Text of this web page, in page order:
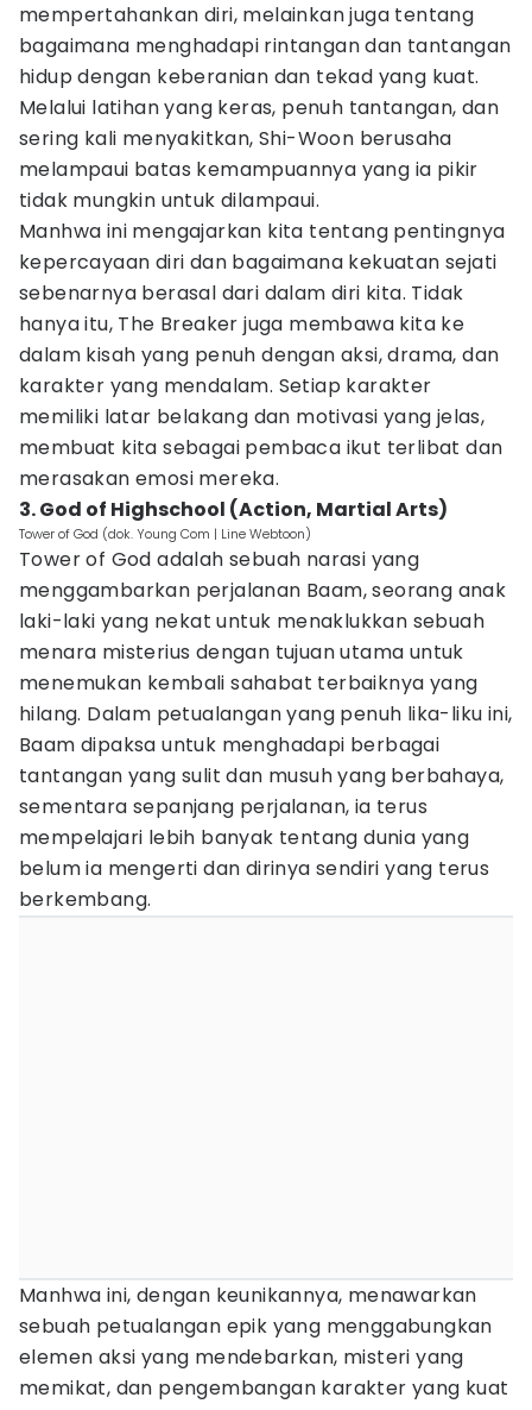
mempertahankan diri, melainkan juga tentang
bagaimana menghadapi rintangan dan tantangan
hidup dengan keberanian dan tekad yang kuat.
Melalui latihan yang keras, penuh tantangan, dan
sering kali menyakitkan, Shi-Woon berusaha
melampaui batas kemampuannya yang ia pikir
tidak mungkin untuk dilampaui.
Manhwa ini mengajarkan kita tentang pentingnya
kepercayaan diri dan bagaimana kekuatan sejati
sebenarnya berasal dari dalam diri kita. Tidak
hanya itu, The Breaker juga membawa kita ke
dalam kisah yang penuh dengan aksi, drama, dan
karakter yang mendalam. Setiap karakter
memiliki latar belakang dan motivasi yang jelas,
membuat kita sebagai pembaca ikut terlibat dan
merasakan emosi mereka.
3. God of Highschool (Action, Martial Arts)
Tower of God (dok. Young Com | Line Webtoon)
Tower of God adalah sebuah narasi yang
menggambarkan perjalanan Baam, seorang anak
laki-laki yang nekat untuk menaklukkan sebuah
menara misterius dengan tujuan utama untuk
menemukan kembali sahabat terbaiknya yang
hilang. Dalam petualangan yang penuh lika-liku ini,
Baam dipaksa untuk menghadapi berbagai
tantangan yang sulit dan musuh yang berbahaya,
sementara sepanjang perjalanan, ia terus
mempelajari lebih banyak tentang dunia yang
belum ia mengerti dan dirinya sendiri yang terus
berkembang.
Manhwa ini, dengan keunikannya, menawarkan
sebuah petualangan epik yang menggabungkan
elemen aksi yang mendebarkan, misteri yang
memikat, dan pengembangan karakter yang kuat